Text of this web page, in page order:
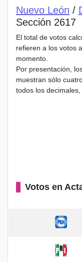
Nuevo León /
Sección 2617
El total de votos
refieren a los votos
momento.
Por presentación,
muestran sólo
todos los decimales,
Votos en